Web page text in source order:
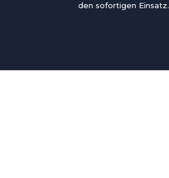
den sofortigen Einsatz.